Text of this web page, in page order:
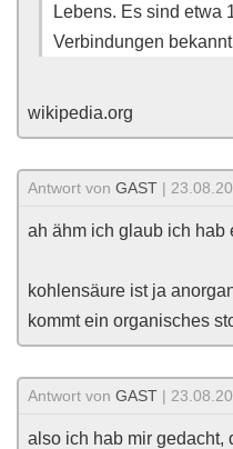
Lebens. Es sind etwa
Verbindungen
wikipedia.org
Antwort von GAST |
ah ähm ich glaub ich hab
kohlensäure ist ja
kommt ein organisches
Antwort von GAST |
also ich hab mir gedacht,